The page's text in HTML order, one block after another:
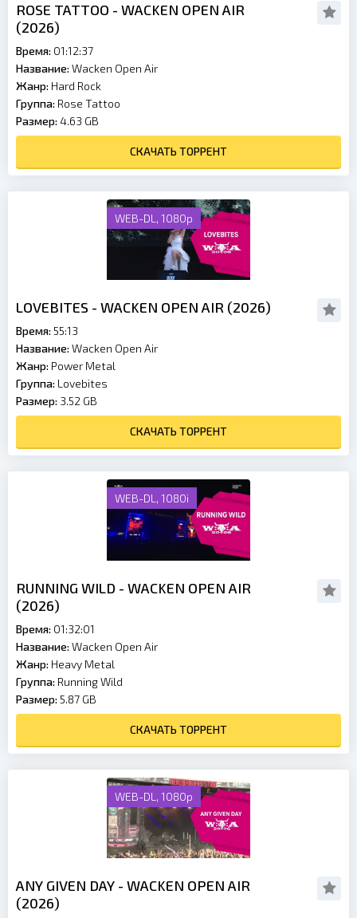
ROSE TATTOO - WACKEN OPEN AIR
(2026)
Время: 01:12:37
Название: Wacken Open Air
Жанр: Hard Rock
Группа: Rose Tattoo
Размер: 4.63 GB
СКАЧАТЬ ТОРРЕНТ
WEB-DL, 1080p
LOVEBITES - WACKEN OPEN AIR (2026)
Время: 55:13
Название: Wacken Open Air
Жанр: Power Metal
Группа: Lovebites
Размер: 3.52 GB
СКАЧАТЬ ТОРРЕНТ
WEB-DL, 1080i
RUNNING WILD - WACKEN OPEN AIR
(2026)
Время: 01:32:01
Название: Wacken Open Air
Жанр: Heavy Metal
Группа: Running Wild
Размер: 5.87 GB
СКАЧАТЬ ТОРРЕНТ
WEB-DL, 1080p
ANY GIVEN DAY - WACKEN OPEN AIR
(2026)